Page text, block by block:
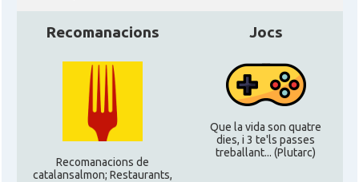
CAMON Catalans a MINNESOTA
CAMON
CAMON Catalans a NEW MEXICO
Recomanacions
Recomanacions de
catalansalmon; Restaurants,
Jocs
Que la vida son quatre
dies, i 3 te'ls passes
treballant... (Plutarc)